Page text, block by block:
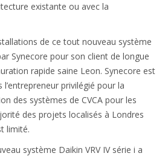
existante ou avec la
de ce tout nouveau système
Synecore pour son client de longue
rapide saine Leon. Synecore est
l’entrepreneur privilégié pour la
des systèmes de CVCA pour les
des projets localisés à Londres
limité.
système Daikin VRV IV série i a